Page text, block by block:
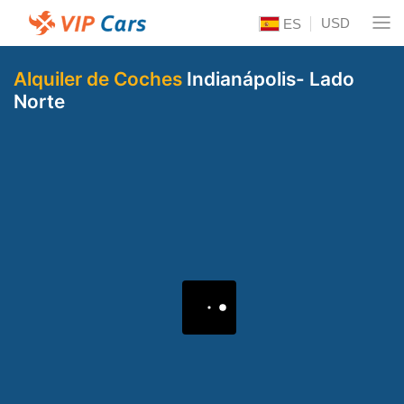
ES USD
Alquiler de Coches Indianápolis- Lado
Norte